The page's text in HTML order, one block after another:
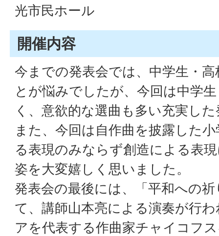
光市民ホール
開催内容
今までの発表会では、中学生・
とが悩みでしたが、今回は中学
く、意欲的な選曲も多い充実し
また、今回は自作曲を披露した
る表現のみならず創造による表
姿を大変嬉しく思いました。
発表会の最後には、「平和への
て、講師山本亮による演奏が行
アを代表する作曲家チャイコフ